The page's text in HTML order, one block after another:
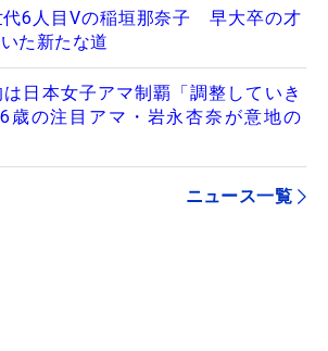
代6人目Vの稲垣那奈子 早大卒の才
た新たな道
日本女子アマ制覇「調整していき
の注目アマ・岩永杏奈が意地の
ニュース一覧